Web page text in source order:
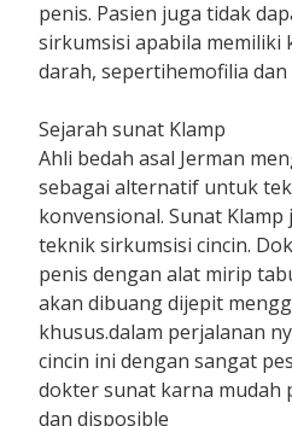
penis. Pasien juga tidak
sirkumsisi apabila memiliki
darah, sepertihemofilia
Sejarah sunat Klamp
Ahli bedah asal Jerman
sebagai alternatif untuk
konvensional. Sunat
teknik sirkumsisi cincin.
penis dengan alat mirip
akan dibuang dijepit
khusus.dalam perjalanan
cincin ini dengan sangat
dokter sunat karna mudah
dan disposible